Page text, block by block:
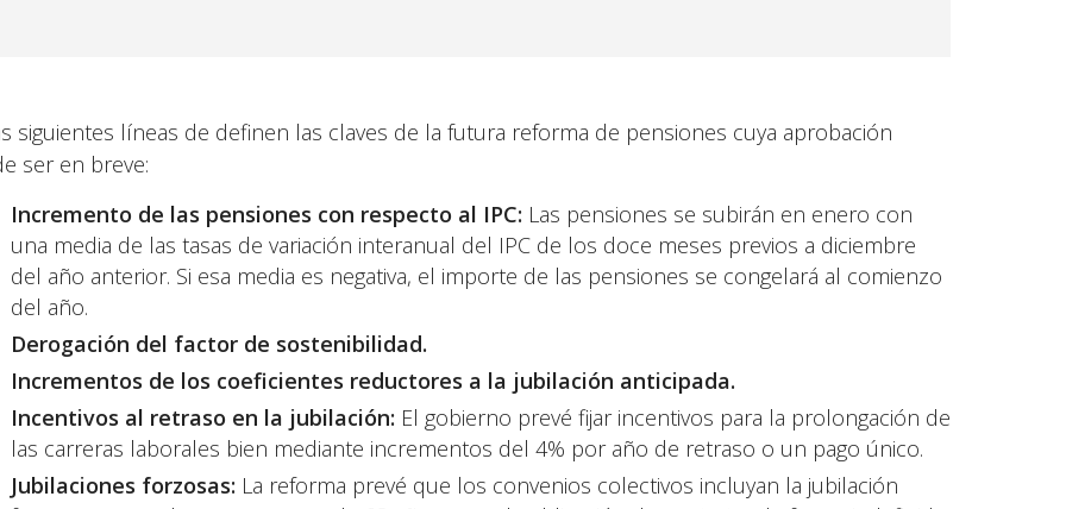
siguientes líneas de definen las claves de la futura reforma de pensiones cuya aprobación
ser en breve:
Incremento de las pensiones con respecto al IPC: Las pensiones se subirán en enero con
una media de las tasas de variación interanual del IPC de los doce meses previos a diciembre
del año anterior. Si esa media es negativa, el importe de las pensiones se congelará al comienzo
del año.
Derogación del factor de sostenibilidad.
Incrementos de los coeficientes reductores a la jubilación anticipada.
Incentivos al retraso en la jubilación: El gobierno prevé fijar incentivos para la prolongación de
las carreras laborales bien mediante incrementos del 4% por año de retraso o un pago único.
Jubilaciones forzosas: La reforma prevé que los convenios colectivos incluyan la jubilación